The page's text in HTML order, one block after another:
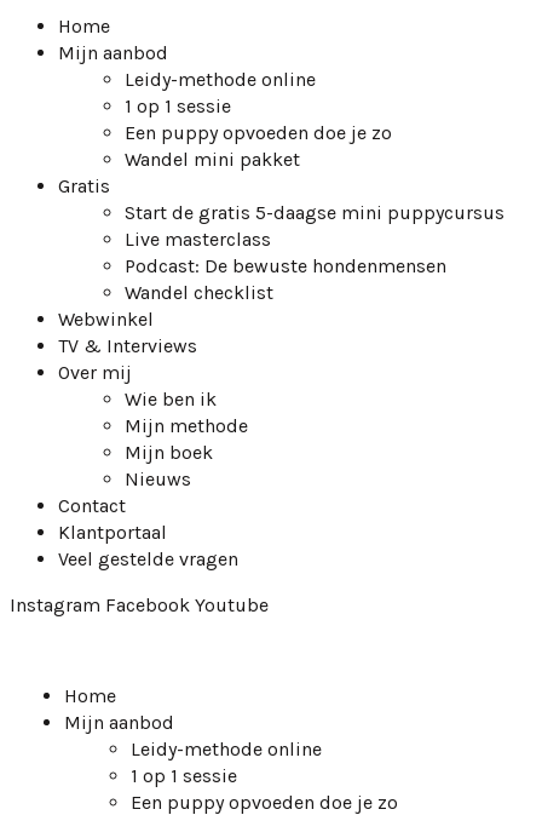
Home
Mijn aanbod
Leidy-methode online
1 op 1 sessie
Een puppy opvoeden doe je zo
Wandel mini pakket
Gratis
Start de gratis 5-daagse mini puppycursus
Live masterclass
Podcast: De bewuste hondenmensen
Wandel checklist
Webwinkel
TV & Interviews
Over mij
Wie ben ik
Mijn methode
Mijn boek
Nieuws
Contact
Klantportaal
Veel gestelde vragen
Instagram Facebook Youtube
Home
Mijn aanbod
Leidy-methode online
1 op 1 sessie
Een puppy opvoeden doe je zo